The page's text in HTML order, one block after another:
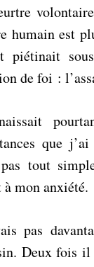
humain est
piétinait
de foi :
que
pas tout
mon anxiété.
pas
Deux fois